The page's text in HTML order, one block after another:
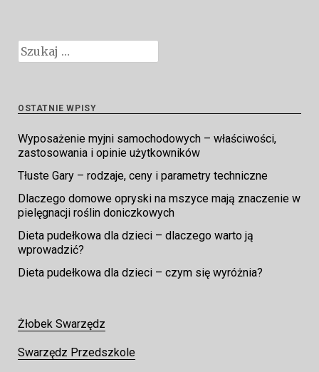
Szukaj:
OSTATNIE WPISY
Wyposażenie myjni samochodowych – właściwości,
zastosowania i opinie użytkowników
Tłuste Gary – rodzaje, ceny i parametry techniczne
Dlaczego domowe opryski na mszyce mają znaczenie w
pielęgnacji roślin doniczkowych
Dieta pudełkowa dla dzieci – dlaczego warto ją
wprowadzić?
Dieta pudełkowa dla dzieci – czym się wyróżnia?
Żłobek Swarzędz
Swarzędz Przedszkole